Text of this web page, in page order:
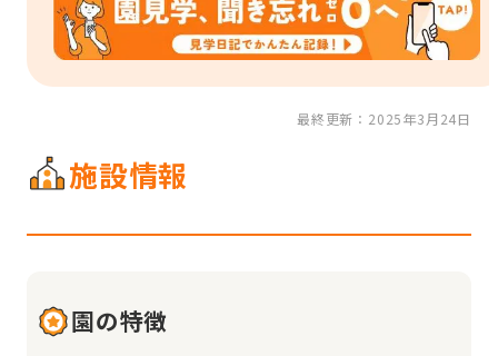
最終更新：2025年3月24日
施設情報
園の特徴